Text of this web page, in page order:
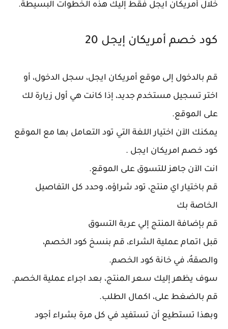
خلال أمريكان ايجل فقط إليك هذه الخطوات البسيطة.
كود خصم أمريكان إيجل 20
قم بالدخول إلى موقع أمريكان ايجل، سجل الدخول، أو
اختر تسجيل مستخدم جديد، إذا كانت هي أول زيارة لك
على الموقع.
يمكنك الآن اختيار اللغة التي تود التعامل بها مع الموقع
كود خصم امريكان ايجل .
انت الآن جاهز للتسوق على الموقع.
قم باختيار اي منتج، تود شراؤه، وحدد كل التفاصيل
الخاصة بك
قم بإضافة المنتج إلي عربة التسوق
قبل اتمام عملية الشراء، قم بنسخ كود الخصم،
والصقهُ، في خانة كود الخصم.
سوف يظهر إليك سعر المنتج، بعد اجراء عملية الخصم.
قم بالضغط على، اكمال الطلب.
وبهذا تستطيع أن تستفيد في كل مرة بشراء أجود